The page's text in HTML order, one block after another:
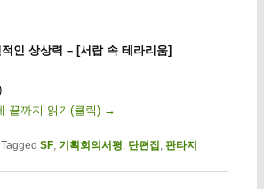
인 상상력 – [서랍 속 테라리움]
끝까지 읽기(클릭) →
Tagged SF, 기획회의서평, 단편집 , 판타지